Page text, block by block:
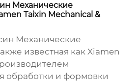
Механические
Taixin Mechanical &
Механические
известная какXiamen
обработки и формовки